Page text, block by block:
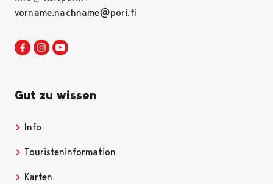
vorname.nachname@pori.fi
Visit Pori in Facebook
Opens in a new tab
Visit Pori in Instagram
Opens in a new tab
Gut zu wissen
Info
Touristeninformation
Karten